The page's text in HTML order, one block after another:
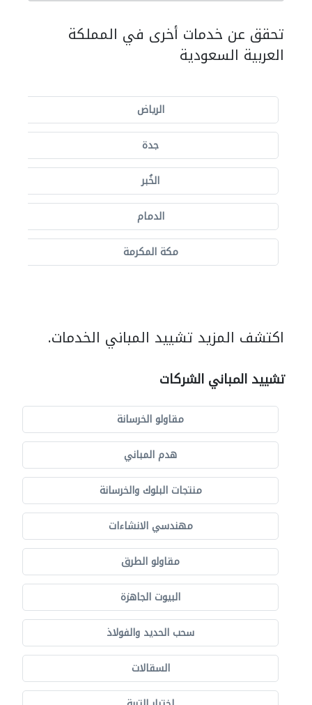
تحقق عن خدمات أخرى في المملكة
العربية السعودية
الرياض
جدة
الخُبر
الدمام
مكة المكرمة
اكتشف المزيد تشييد المباني الخدمات.
تشييد المباني الشركات
مقاولو الخرسانة
هدم المباني
منتجات البلوك والخرسانة
مهندسي الانشاءات
مقاولو الطرق
البيوت الجاهزة
سحب الحديد والفولاذ
السقالات